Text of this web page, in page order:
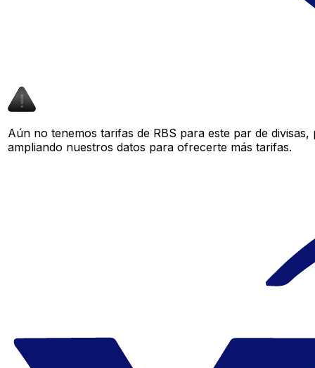
Aún no tenemos tarifas de RBS para este par de
ampliando nuestros datos para ofrecerte más tarifas.